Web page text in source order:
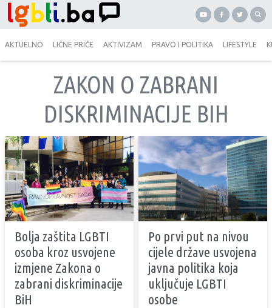
AKTUELNO LIČNE PRIČE AKTIVIZAM PRAVO I POLITIKA LIFESTYLE
ZAKON O ZABRANI
DISKRIMINACIJE BIH
Bolja zaštita LGBTI
osoba kroz usvojene
izmjene Zakona o
zabrani diskriminacije
BiH
Po prvi put na nivou
cijele države usvojena
javna politika koja
uključuje LGBTI
osobe